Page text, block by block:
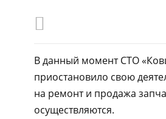
В данный момент СТО
приостановило свою
на ремонт и продажа
осуществляются.